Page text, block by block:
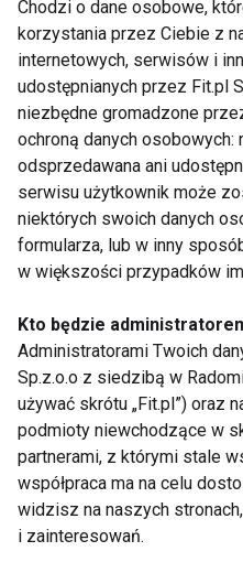
dodaje: – osoby, które
wodne lub mają taki
metodę korekcji:
albo laserową korekcję.
zasadzie uwalniają od
Choć materiał
podobny, to firmy
poprawiające ich
komfort noszenia. Gdy
najlepiej udać się do
dobrać inny model
pielęgnacyjnego, a
że nic złego nie dzieje
MIT: okulary i
mieć inną moc
I prawda, i mit. Przy
Chodzi o dane osobowe,
korzystania przez Ciebie z
internetowych, serwisów i
udostępnianych przez Fit.pl
niezbędne gromadzone
ochroną danych osobowych:
odsprzedawana ani
serwisu użytkownik może
niektórych swoich danych
formularza, lub w inny
w większości przypadków
Kto będzie
Administratorami Twoich
Sp.z.o.o z siedzibą w
używać skrótu „Fit.pl”) oraz
podmioty niewchodzące w
partnerami, z którymi stale
współpraca ma na celu
widzisz na naszych
i zainteresowań.